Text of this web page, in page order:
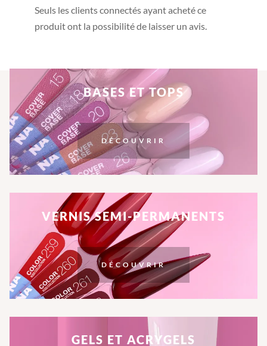
Seuls les clients connectés ayant acheté ce
produit ont la possibilité de laisser un avis.
BASES ET TOPS
DÉCOUVRIR
VERNIS SEMI-PERMANENTS
DÉCOUVRIR
GELS ET ACRYGELS